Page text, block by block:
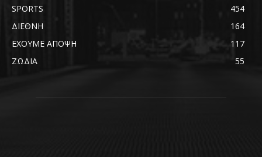
SPORTS
454
ΔΙΕΘΝΗ
164
ΕΧΟΥΜΕ ΑΠΟΨΗ
117
ΖΩΔΙΑ
55